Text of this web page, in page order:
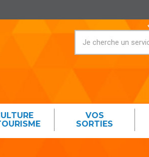
VOS
SORTIES